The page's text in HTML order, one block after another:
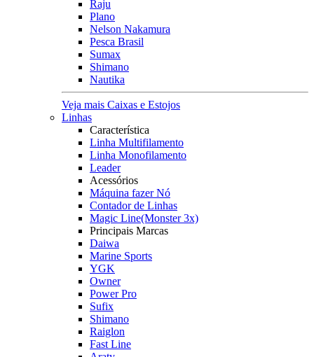
Raju
Plano
Nelson Nakamura
Pesca Brasil
Sumax
Shimano
Nautika
Veja mais Caixas e Estojos
Linhas
Característica
Linha Multifilamento
Linha Monofilamento
Leader
Acessórios
Máquina fazer Nó
Contador de Linhas
Magic Line(Monster 3x)
Principais Marcas
Daiwa
Marine Sports
YGK
Owner
Power Pro
Sufix
Shimano
Raiglon
Fast Line